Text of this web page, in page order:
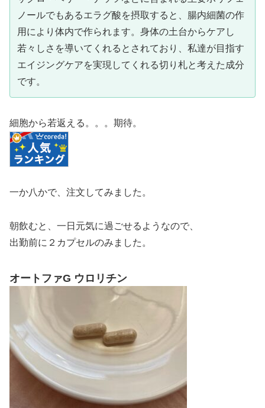
ノールでもあるエラグ酸を摂取すると、腸内細菌の作
用により体内で作られます。身体の土台からケアし
若々しさを導いてくれるとされており、私達が目指す
エイジングケアを実現してくれる切り札と考えた成分
です。
細胞から若返える。。。期待。
一か八かで、注文してみました。
朝飲むと、一日元気に過ごせるようなので、
出勤前に２カプセルのみました。
オートファG ウロリチン